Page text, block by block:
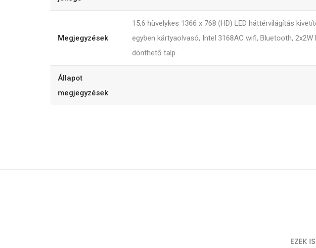
Megjegyzések
15,6 hüvelykes 1366 x 768 (HD) LED háttérvilágítás
egyben kártyaolvasó, Intel 3168AC wifi, Bluetooth,
dönthető talp.
Állapot
megjegyzések
EZEK